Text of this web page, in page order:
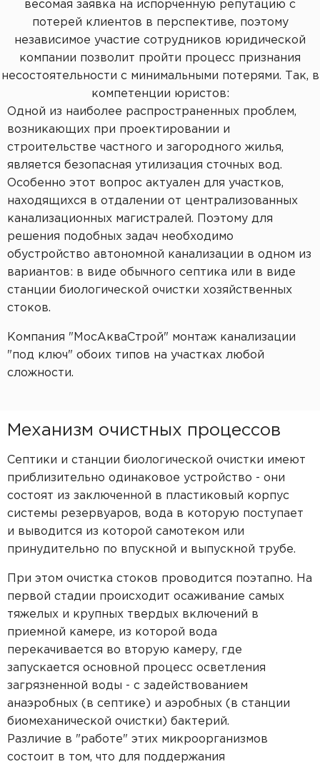
Станция очистки БиоДека
Водоочистка в загородном доме
весомая заявка на испорченную репутацию с
потерей клиентов в перспективе, поэтому
независимое участие сотрудников юридической
компании позволит пройти процесс признания
несостоятельности с минимальными потерями. Так, в
компетенции юристов:
Одной из наиболее распространенных проблем,
возникающих при проектировании и
строительстве частного и загородного жилья,
является безопасная утилизация сточных вод.
Особенно этот вопрос актуален для участков,
находящихся в отдалении от централизованных
канализационных магистралей. Поэтому для
решения подобных задач необходимо
обустройство автономной канализации в одном из
вариантов: в виде обычного септика или в виде
станции биологической очистки хозяйственных
стоков.
Компания "МосАкваСтрой" монтаж канализации
"под ключ" обоих типов на участках любой
сложности.
Механизм очистных процессов
Септики и станции биологической очистки имеют
приблизительно одинаковое устройство - они
состоят из заключенной в пластиковый корпус
системы резервуаров, вода в которую поступает
и выводится из которой самотеком или
принудительно по впускной и выпускной трубе.
При этом очистка стоков проводится поэтапно. На
первой стадии происходит осаживание самых
тяжелых и крупных твердых включений в
приемной камере, из которой вода
перекачивается во вторую камеру, где
запускается основной процесс осветления
загрязненной воды - с задействованием
анаэробных (в септике) и аэробных (в станции
биомеханической очистки) бактерий.
Различие в "работе" этих микроорганизмов
состоит в том, что для поддержания